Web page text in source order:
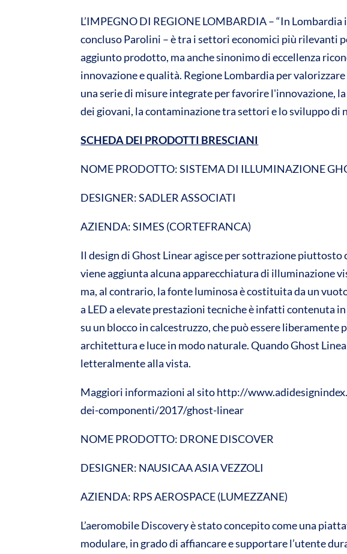
L’IMPEGNO DI REGIONE LOMBARDIA – “In Lombardia
concluso Parolini – è tra i settori economici più rilevanti
aggiunto prodotto, ma anche sinonimo di eccellenza
innovazione e qualità. Regione Lombardia per
una serie di misure integrate per favorire l'innovazione,
dei giovani, la contaminazione tra settori e lo sviluppo di
SCHEDA DEI PRODOTTI BRESCIANI
NOME PRODOTTO: SISTEMA DI ILLUMINAZIONE
DESIGNER: SADLER ASSOCIATI
AZIENDA: SIMES (CORTEFRANCA)
Il design di Ghost Linear agisce per sottrazione piuttosto
viene aggiunta alcuna apparecchiatura di illuminazione
ma, al contrario, la fonte luminosa è costituita da un
a LED a elevate prestazioni tecniche è infatti contenuta
su un blocco in calcestruzzo, che può essere liberamente
architettura e luce in modo naturale. Quando Ghost
letteralmente alla vista.
Maggiori informazioni al sito http://
dei-componenti/2017/ghost-linear
NOME PRODOTTO: DRONE DISCOVER
DESIGNER: NAUSICAA ASIA VEZZOLI
AZIENDA: RPS AEROSPACE (LUMEZZANE)
L’aeromobile Discovery è stato concepito come una
modulare, in grado di affiancare e supportare l’utente